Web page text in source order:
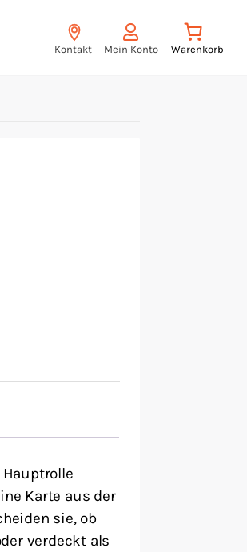
Kontakt Mein Konto
Karte aus der
sie, ob
verdeckt als